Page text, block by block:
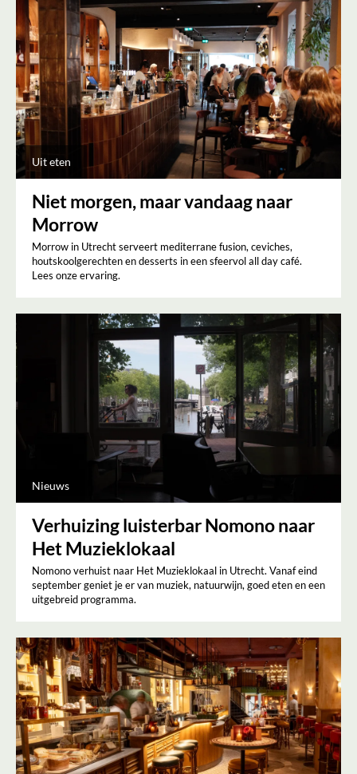
Uit eten
Niet morgen, maar vandaag naar
Morrow
Morrow in Utrecht serveert mediterrane fusion, ceviches,
houtskoolgerechten en desserts in een sfeervol all day café.
Lees onze ervaring.
Nieuws
Verhuizing luisterbar Nomono naar
Het Muzieklokaal
Nomono verhuist naar Het Muzieklokaal in Utrecht. Vanaf eind
september geniet je er van muziek, natuurwijn, goed eten en een
uitgebreid programma.